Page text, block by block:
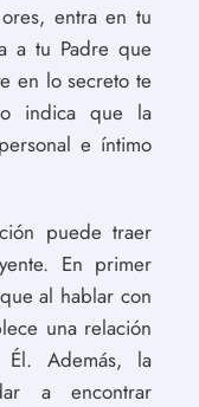
entra en tu
a tu Padre que
en lo secreto te
indica que la
e íntimo
puede traer
En primer
al hablar con
una relación
Además, la
a encontrar